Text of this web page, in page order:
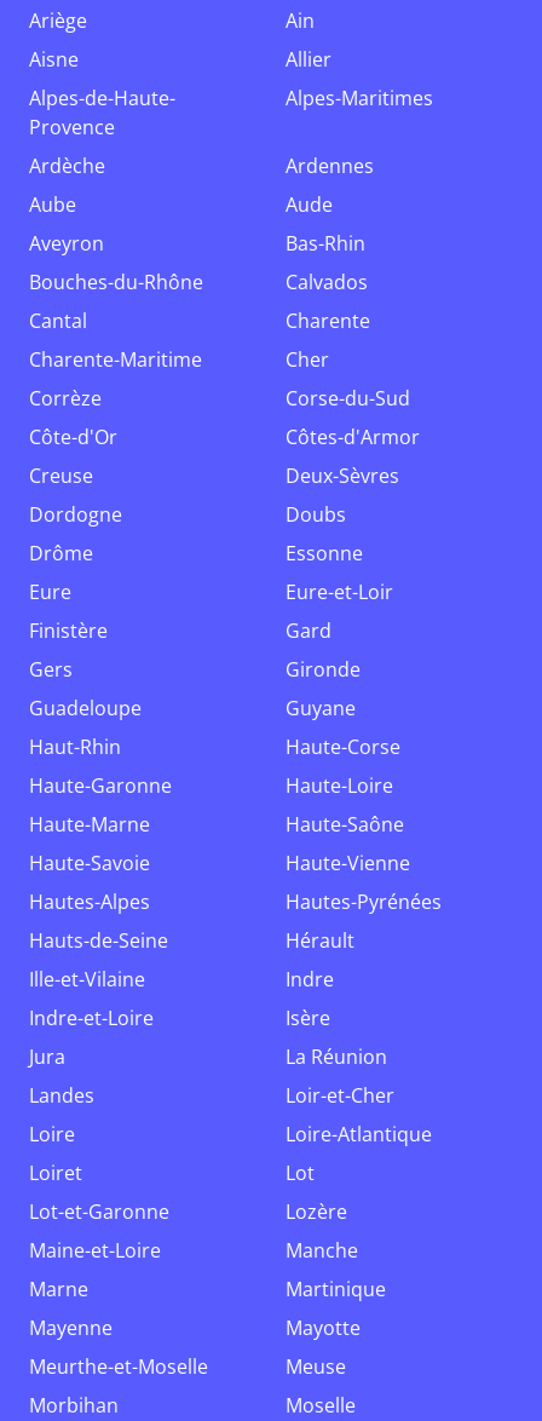
Ariège
Ain
Aisne
Allier
Alpes-de-Haute-
Provence
Alpes-Maritimes
Ardèche
Ardennes
Aube
Aude
Aveyron
Bas-Rhin
Bouches-du-Rhône
Calvados
Cantal
Charente
Charente-Maritime
Cher
Corrèze
Corse-du-Sud
Côte-d'Or
Côtes-d'Armor
Creuse
Deux-Sèvres
Dordogne
Doubs
Drôme
Essonne
Eure
Eure-et-Loir
Finistère
Gard
Gers
Gironde
Guadeloupe
Guyane
Haut-Rhin
Haute-Corse
Haute-Garonne
Haute-Loire
Haute-Marne
Haute-Saône
Haute-Savoie
Haute-Vienne
Hautes-Alpes
Hautes-Pyrénées
Hauts-de-Seine
Hérault
Ille-et-Vilaine
Indre
Indre-et-Loire
Isère
Jura
La Réunion
Landes
Loir-et-Cher
Loire
Loire-Atlantique
Loiret
Lot
Lot-et-Garonne
Lozère
Maine-et-Loire
Manche
Marne
Martinique
Mayenne
Mayotte
Meurthe-et-Moselle
Meuse
Morbihan
Moselle